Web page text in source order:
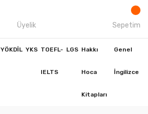
Üyelik Sepetim
YÖKDİL YKS TOEFL-
IELTS
LGS Hakkı
Hoca
Kitapları
Genel
İngilizce